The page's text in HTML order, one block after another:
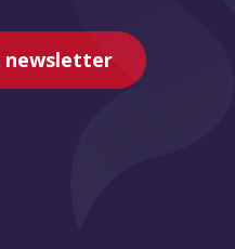
newsletter